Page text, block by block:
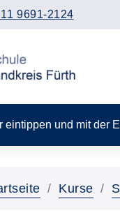
9691-2124
und mit
Kurse